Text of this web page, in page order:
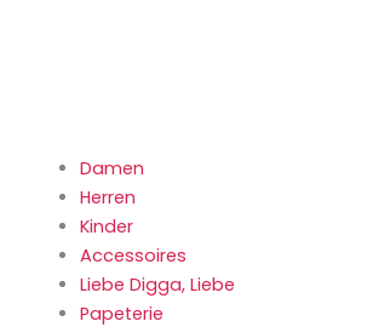
Damen
Herren
Kinder
Accessoires
Liebe Digga, Liebe
Papeterie